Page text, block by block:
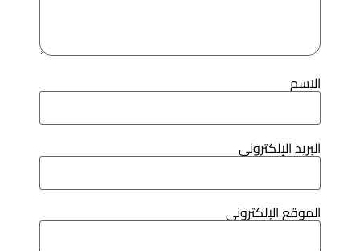
الإلكتروني
الإلكتروني